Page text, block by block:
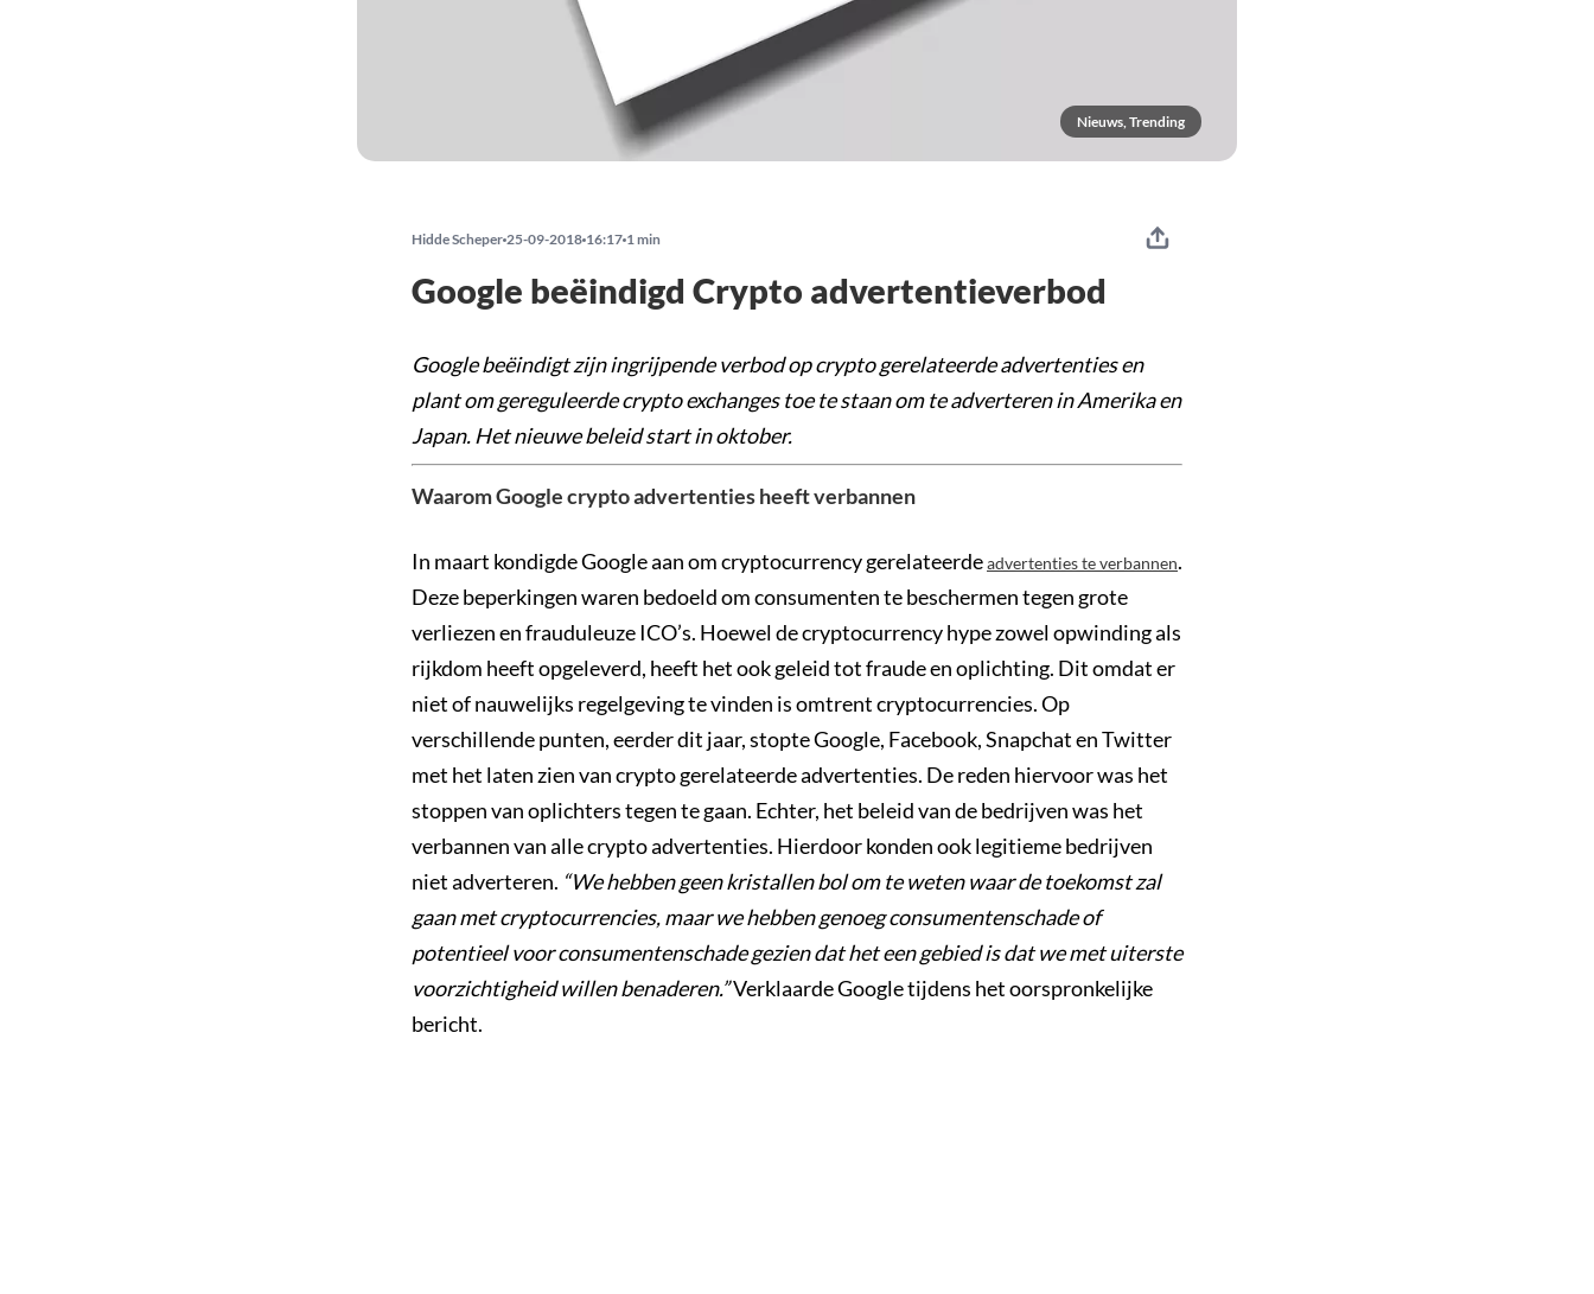
Nieuws, Trending
Hidde Scheper 25-09-2018 16:17 1 min
Google beëindigd Crypto advertentieverbod
Google beëindigt zijn ingrijpende verbod op crypto gerelateerde advertenties en
plant om gereguleerde crypto exchanges toe te staan om te adverteren in Amerika en
Japan. Het nieuwe beleid start in oktober.
Waarom Google crypto advertenties heeft verbannen
In maart kondigde Google aan om cryptocurrency gerelateerdeadvertenties te verbannen.
Deze beperkingen waren bedoeld om consumenten te beschermen tegen grote
verliezen en frauduleuze ICO’s. Hoewel de cryptocurrency hype zowel opwinding als
rijkdom heeft opgeleverd, heeft het ook geleid tot fraude en oplichting. Dit omdat er
niet of nauwelijks regelgeving te vinden is omtrent cryptocurrencies. Op
verschillende punten, eerder dit jaar, stopte Google, Facebook, Snapchat en Twitter
met het laten zien van crypto gerelateerde advertenties. De reden hiervoor was het
stoppen van oplichters tegen te gaan. Echter, het beleid van de bedrijven was het
verbannen van alle crypto advertenties. Hierdoor konden ook legitieme bedrijven
niet adverteren. “We hebben geen kristallen bol om te weten waar de toekomst zal
gaan met cryptocurrencies, maar we hebben genoeg consumentenschade of
potentieel voor consumentenschade gezien dat het een gebied is dat we met uiterste
voorzichtigheid willen benaderen.”Verklaarde Google tijdens het oorspronkelijke
bericht.